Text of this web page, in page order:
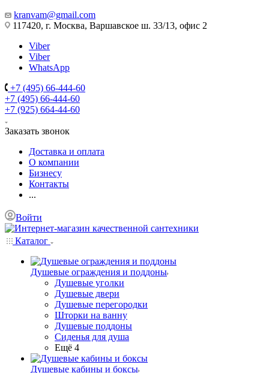
kranvam@gmail.com
117420, г. Москва, Варшавское ш. 33/13, офис 2
Viber
Viber
WhatsApp
+7 (495) 66-444-60
+7 (495) 66-444-60
+7 (925) 664-44-60
Заказать звонок
Доставка и оплата
О компании
Бизнесу
Контакты
...
Войти
Каталог
Душевые ограждения и поддоны
Душевые уголки
Душевые двери
Душевые перегородки
Шторки на ванну
Душевые поддоны
Сиденья для душа
Ещё 4
Душевые кабины и боксы